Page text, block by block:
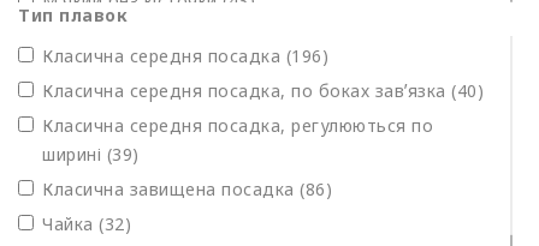
Бандо (Анжеліка) формований мʼякий без
кісточки (11)
Класичний формований, без кісточки (5)
Трикутник формований (2)
Тип плавок
Класична середня посадка (196)
Класична середня посадка, по боках завʼязка (40)
Класична середня посадка, регулюються по
ширині (39)
Класична завищена посадка (86)
Чайка (32)